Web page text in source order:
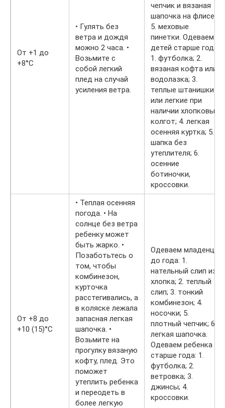
От +1 до
+8°С
• Гулять без
ветра и дождя
можно 2 часа. •
Возьмите с
собой легкий
плед на случай
усиления ветра.
чепчик и вязаная
шапочка на флисе;
5. меховые
пинетки. Одеваем
детей старше года:
1. футболка; 2.
вязаная кофта или
водолазка; 3.
теплые штанишки
или легкие при
наличии хлопковых
колгот; 4. легкая
осенняя куртка; 5.
шапка без
утеплителя; 6.
осенние
ботиночки,
кроссовки.
От +8 до
+10 (15)°С
• Теплая осенняя
погода. • На
солнце без ветра
ребенку может
быть жарко. •
Позаботьтесь о
том, чтобы
комбинезон,
курточка
расстегивались, а
в коляске лежала
запасная легкая
шапочка. •
Возьмите на
прогулку вязаную
кофту, плед. Это
поможет
утеплить ребенка
и переодеть в
более легкую
Одеваем младенца
до года: 1.
нательный слип из
хлопка; 2. теплый
слип; 3. тонкий
комбинезон; 4.
носочки; 5.
плотный чепчик; 6.
легкая шапочка.
Одеваем ребенка
старше года: 1.
футболка; 2.
ветровка; 3.
джинсы; 4.
кроссовки.